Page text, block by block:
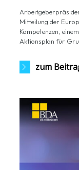
Mitteilung der
Kompetenzen,
Aktionsplan für
zum